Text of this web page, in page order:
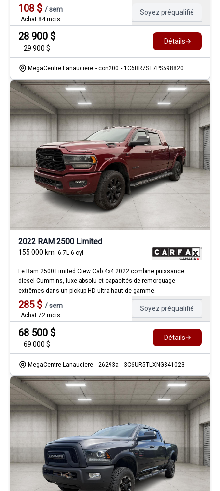
108 $ /sem
Achat 84 mois
Soyez préqualifié
28 900 $
29 900$
Détails
MegaCentre Lanaudiere - con200 - 1C6RR7ST7PS598820
2022 RAM 2500 Limited
155 000 km 6.7L 6 cyl
Le Ram 2500 Limited Crew Cab 4x4 2022 combine puissance
diesel Cummins, luxe absolu et capacités de remorquage
extrêmes dans un pickup HD ultra haut de gamme.
285$ /sem
Achat 72 mois
Soyez préqualifié
68 500 $
69 000$
Détails
MegaCentre Lanaudiere - 26293a - 3C6UR5TLXNG341023